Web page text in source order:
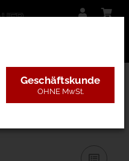
Geschäftskunde
OHNE MwSt.